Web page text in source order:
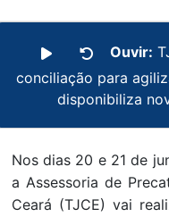
Ouvir:
conciliação para
disponibiliza
Nos dias 20 e 21 de
a Assessoria de
Ceará (TJCE) vai